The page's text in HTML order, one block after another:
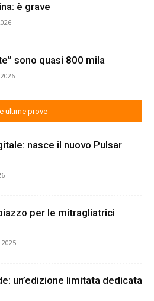
è grave
sono quasi 800 mila
ultime prove
nasce il nuovo Pulsar
per le mitragliatrici
un’edizione limitata dedicata